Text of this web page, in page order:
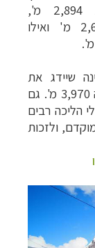
מאינטרלקן (560 מ') ההפרש הוא 2,894 מ',
מלאוטרברונן (795 מ') ההפרש 2,659 מ' ואילו
שיידג את
), שגובהה 3,970 מ'. גם
הליכה רבים
ולזכות